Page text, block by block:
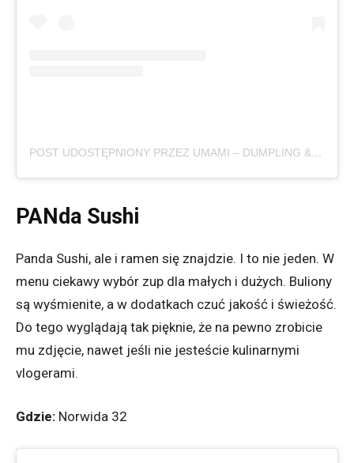
POST UDOSTĘPNIONY PRZEZ UMAMI – DUMPLING & PASTA BAR (@UMAMI_DUMPLINGPASTABAR)
PANda Sushi
Panda Sushi, ale i ramen się znajdzie. I to nie jeden. W
menu ciekawy wybór zup dla małych i dużych. Buliony
są wyśmienite, a w dodatkach czuć jakość i świeżość.
Do tego wyglądają tak pięknie, że na pewno zrobicie
mu zdjęcie, nawet jeśli nie jesteście kulinarnymi
vlogerami.
Gdzie: Norwida 32